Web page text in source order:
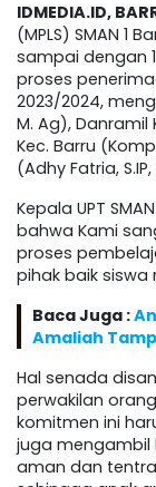
IDMEDIA.ID,
(MPLS) SMAN 1
sampai dengan
proses
2023/2024,
M. Ag), Danramil
Kec. Barru
(Adhy Fatria,
Kepala UPT
bahwa Kami
proses
pihak baik
Baca Juga :
Amaliah
Hal senada
perwakilan
komitmen ini
juga
aman dan